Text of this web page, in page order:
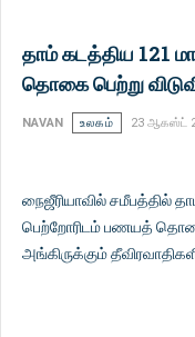
தாம் கடத்திய 121
தொகை பெற்று
NAVAN உலகம் 23 ஆகஸ்ட்
நைஜீரியாவில் சமீபத்தில்
பெற்றோரிடம் பணயத்
அங்கிருக்கும்